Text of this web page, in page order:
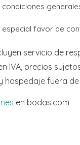
favor de
servicio de
IVA, precios
fuera
en bodas.com